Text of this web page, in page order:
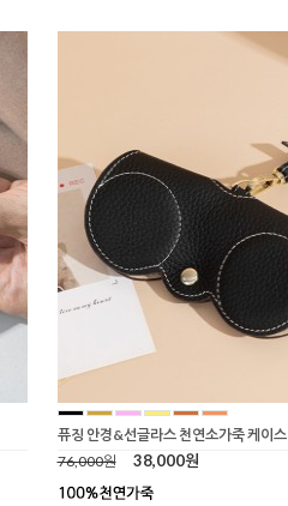
퓨징 안경&선글라스 천연소가죽 케이스
76,000원
38,000원